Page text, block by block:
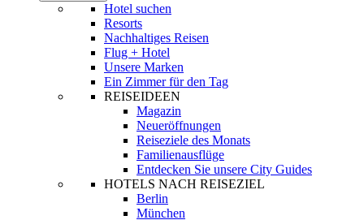
Hotel suchen
Resorts
Nachhaltiges Reisen
Flug + Hotel
Unsere Marken
Ein Zimmer für den Tag
REISEIDEEN
Magazin
Neueröffnungen
Reiseziele des Monats
Familienausflüge
Entdecken Sie unsere City Guides
HOTELS NACH REISEZIEL
Berlin
München